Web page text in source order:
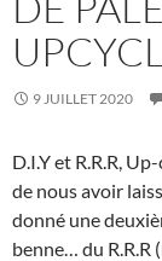
9 JUILLET 2020
D.I.Y et R.R.R,
de nous avoir
donné une
benne… du R.R.R